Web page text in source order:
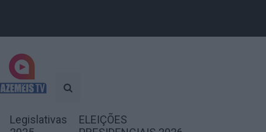
Legislativas
ELEIÇÕES